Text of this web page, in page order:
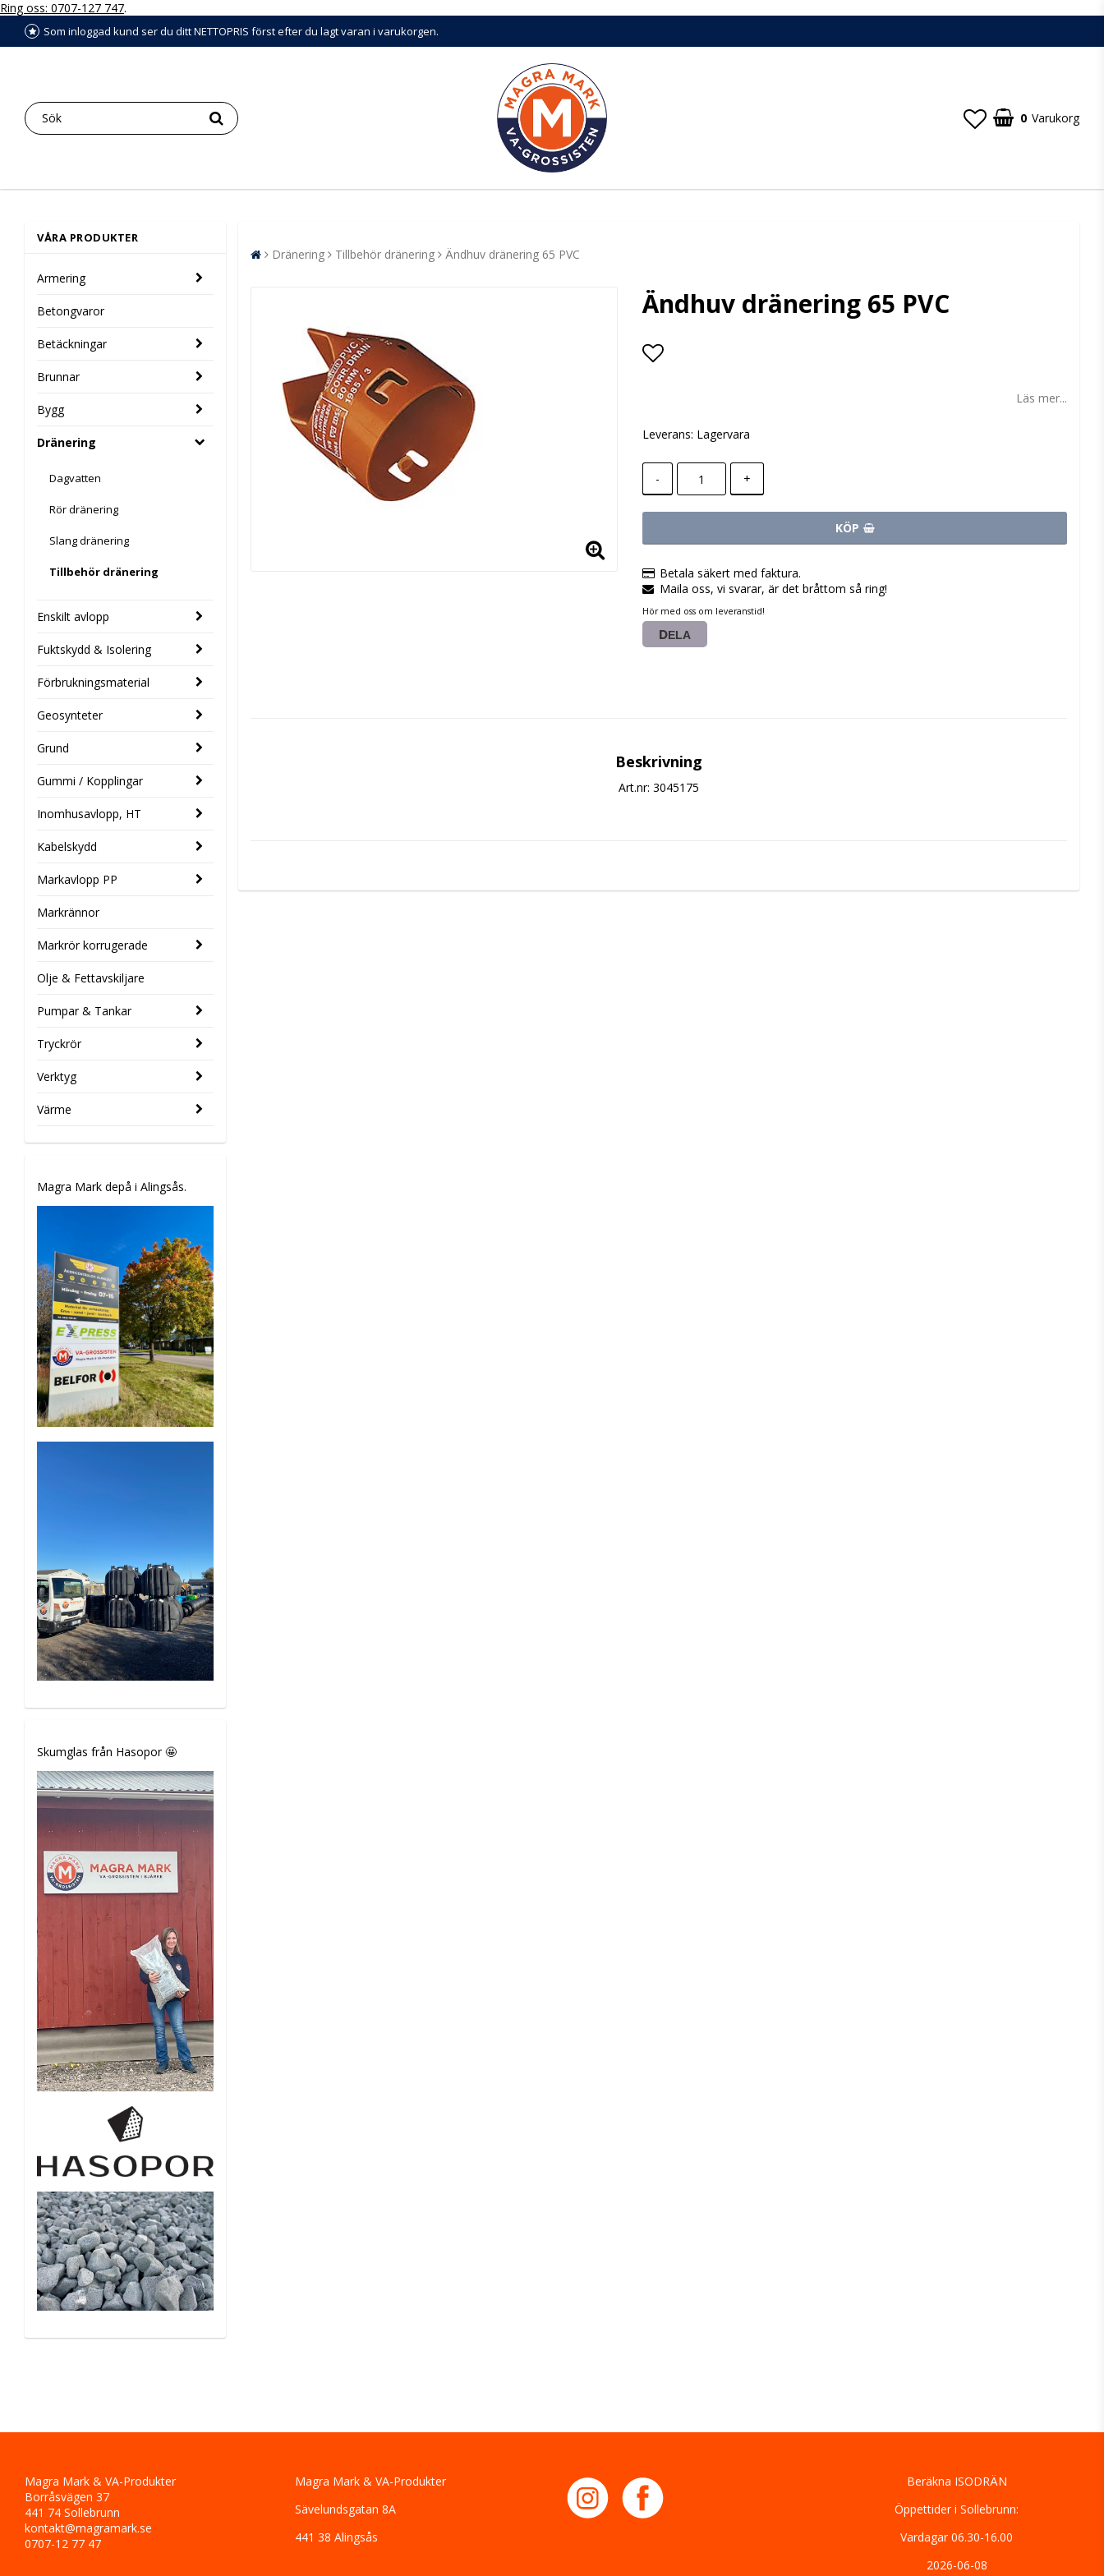
Ring oss: 0707-127 747.
Som inloggad kund ser du ditt NETTOPRIS först efter du lagt varan i varukorgen.
0 Varukorg
VÅRA PRODUKTER
Armering
Betongvaror
Betäckningar
Brunnar
Bygg
Dränering
Dagvatten
Rör dränering
Slang dränering
Tillbehör dränering
Enskilt avlopp
Fuktskydd & Isolering
Förbrukningsmaterial
Geosynteter
Grund
Gummi / Kopplingar
Inomhusavlopp, HT
Kabelskydd
Markavlopp PP
Markrännor
Markrör korrugerade
Olje & Fettavskiljare
Pumpar & Tankar
Tryckrör
Verktyg
Värme
Magra Mark depå i Alingsås.
Skumglas från Hasopor 🤩
Dränering Tillbehör dränering Ändhuv dränering 65 PVC
Ändhuv dränering 65 PVC
Läs mer...
Leverans: Lagervara
- +
KÖP
Betala säkert med faktura.
Maila oss, vi svarar, är det bråttom så ring!
Hör med oss om leveranstid!
DELA
Beskrivning
Art.nr: 3045175
Magra Mark & VA-Produkter
Borråsvägen 37
441 74 Sollebrunn
kontakt@magramark.se
0707-12 77 47
Magra Mark & VA-Produkter
Sävelundsgatan 8A
441 38 Alingsås
Beräkna ISODRÄN
Öppettider i Sollebrunn:
Vardagar 06.30-16.00
2026-06-08